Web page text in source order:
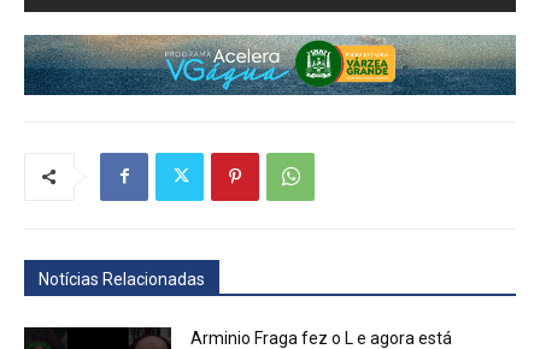
Notícias Relacionadas
Arminio Fraga fez o L e agora está